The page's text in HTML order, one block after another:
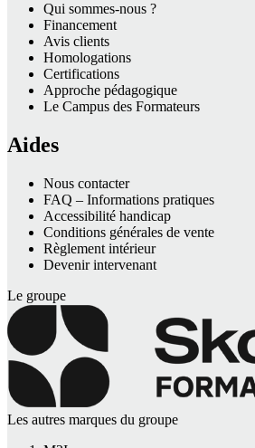
Qui sommes-nous ?
Financement
Avis clients
Homologations
Certifications
Approche pédagogique
Le Campus des Formateurs
Aides
Nous contacter
FAQ – Informations pratiques
Accessibilité handicap
Conditions générales de vente
Règlement intérieur
Devenir intervenant
Le groupe
Les autres marques du groupe